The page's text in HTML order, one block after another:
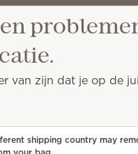
Kroon Selecteer een party
Warmer
van zijn dat je op de
shipping country may